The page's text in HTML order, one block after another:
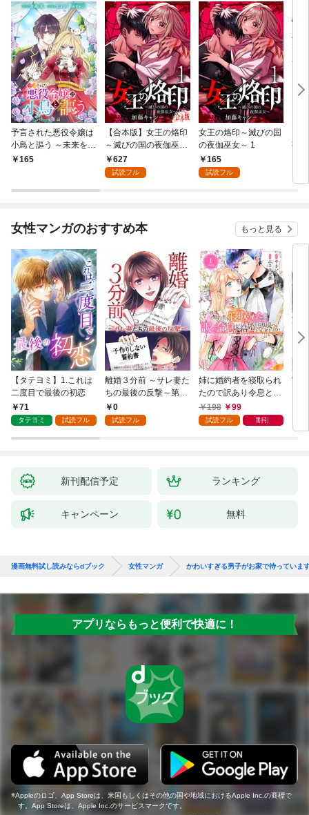
予言された悪役令嬢は
小鳥と謳う ～未来を知
る専属執事に「君を救
165
【合本版】女王の烙印
～滅びの国の夜伽巫女
～ 1627
試読フル
女王の烙印～滅びの国
の夜伽巫女～ 1
165
試読フル
熟
女性マンガのおすすめ本 もっと見る
【タテヨミ】1.これは
二度目で最後の初恋
71
タテヨミ 試読フル
離婚３分前 ～サレ妻た
ちの最後の反撃～第1
話0
試読フル
姉に婚約者を寝取られ
たので訳あり令息と結
婚して辺境へと向かい
ます ～苦労の先に待っ
198 99
試読フル 割引
実
新刊配信予定 ランキング
キャンペーン 無料
漫画無料試し読みならdブック 女性マンガ かわいすぎる男子がお家で待っていま
アプリならもっと便利で快適に！
Appleのロゴ、App Storeは、米国もしくはその他の国や地域におけるApple Inc.の商標で
す。App Storeは、Apple Inc.のサービスマークです。